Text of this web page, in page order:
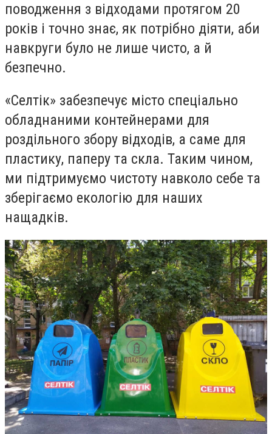
поводження з відходами протягом 20
років і точно знає, як потрібно діяти, аби
навкруги було не лише чисто, а й
безпечно.
«Селтік» забезпечує місто спеціально
обладнаними контейнерами для
роздільного збору відходів, а саме для
пластику, паперу та скла. Таким чином,
ми підтримуємо чистоту навколо себе та
зберігаємо екологію для наших
нащадків.